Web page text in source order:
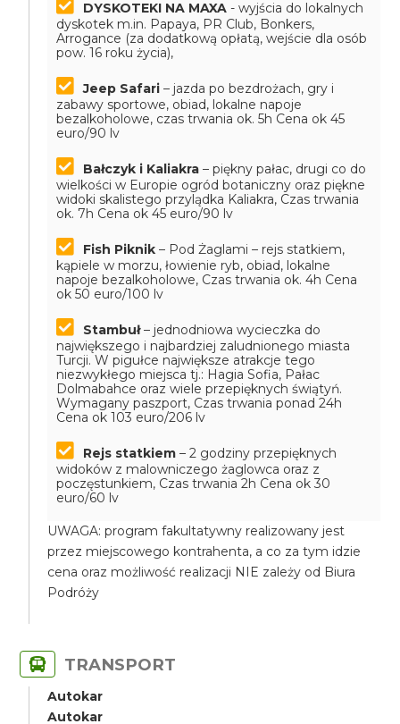
DYSKOTEKI NA MAXA - wyjścia do lokalnych
dyskotek m.in. Papaya, PR Club, Bonkers,
Arrogance (za dodatkową opłatą, wejście dla osób
pow. 16 roku życia),
Jeep Safari – jazda po bezdrożach, gry i
zabawy sportowe, obiad, lokalne napoje
bezalkoholowe, czas trwania ok. 5h Cena ok 45
euro/90 lv
Bałczyk i Kaliakra – piękny pałac, drugi co do
wielkości w Europie ogród botaniczny oraz piękne
widoki skalistego przylądka Kaliakra, Czas trwania
ok. 7h Cena ok 45 euro/90 lv
Fish Piknik – Pod Żaglami – rejs statkiem,
kąpiele w morzu, łowienie ryb, obiad, lokalne
napoje bezalkoholowe, Czas trwania ok. 4h Cena
ok 50 euro/100 lv
Stambuł– jednodniowa wycieczka do
największego i najbardziej zaludnionego miasta
Turcji. W pigułce największe atrakcje tego
niezwykłego miejsca tj.: Hagia Sofia, Pałac
Dolmabahce oraz wiele przepięknych świątyń.
Wymagany paszport, Czas trwania ponad 24h
Cena ok 103 euro/206 lv
Rejs statkiem – 2 godziny przepięknych
widoków z malowniczego żaglowca oraz z
poczęstunkiem, Czas trwania 2h Cena ok 30
euro/60 lv
UWAGA: program fakultatywny realizowany jest
przez miejscowego kontrahenta, a co za tym idzie
cena oraz możliwość realizacji NIE zależy od Biura
Podróży
TRANSPORT
Autokar
Autokar